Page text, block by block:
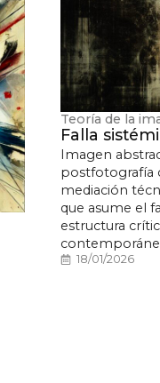
Teoría de la
Falla
Imagen
postfotografía
mediación
que asume el
estructura
18/01/2026